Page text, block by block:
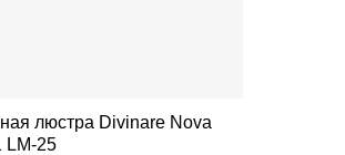
Divinare Nova
LM-25